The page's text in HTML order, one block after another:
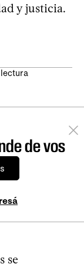
y justicia.
de vos
se